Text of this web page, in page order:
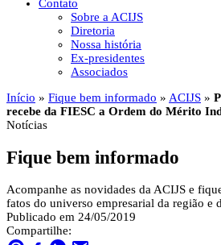
Contato
Sobre a ACIJS
Diretoria
Nossa história
Ex-presidentes
Associados
Início » Fique bem informado » ACIJS »
recebe da FIESC a Ordem do Mérito
Notícias
Fique bem informado
Acompanhe as novidades da ACIJS e
fatos do universo empresarial da região e
Publicado em 24/05/2019
Compartilhe: